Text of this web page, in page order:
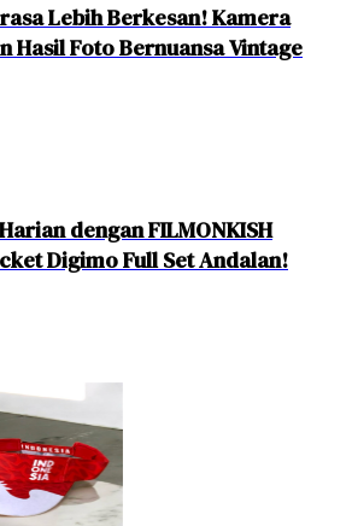
Lebih Berkesan! Kamera
Hasil Foto Bernuansa Vintage
dengan FILMONKISH
Digimo Full Set Andalan!